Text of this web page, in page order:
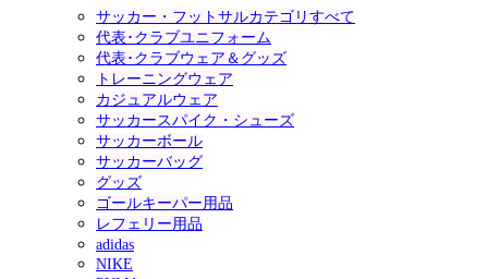
サッカー・フットサルカテゴリすべて
代表･クラブユニフォーム
代表･クラブウェア＆グッズ
トレーニングウェア
カジュアルウェア
サッカースパイク・シューズ
サッカーボール
サッカーバッグ
グッズ
ゴールキーパー用品
レフェリー用品
adidas
NIKE